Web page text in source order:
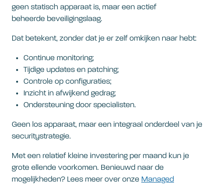
geen statisch apparaat is, maar een actief
beheerde beveiligingslaag.
Dat betekent, zonder dat je er zelf omkijken naar hebt:
Continue monitoring;
Tijdige updates en patching;
Controle op configuraties;
Inzicht in afwijkend gedrag;
Ondersteuning door specialisten.
Geen los apparaat, maar een integraal onderdeel van je
securitystrategie.
Met een relatief kleine investering per maand kun je
grote ellende voorkomen. Benieuwd naar de
mogelijkheden? Lees meer over onze Managed